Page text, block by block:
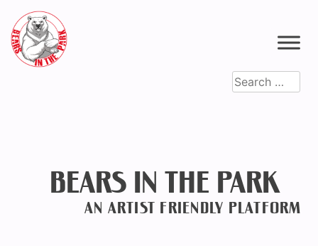
Skip
to
content
Search
for:
BEARS IN THE PARK
AN ARTIST FRIENDLY PLATFORM